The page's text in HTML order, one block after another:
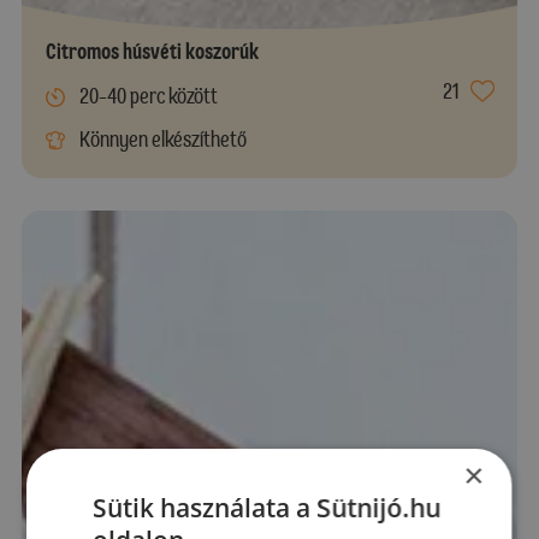
Citromos húsvéti koszorúk
20-40 perc között
21
Könnyen elkészíthető
×
Sütik használata a Sütnijó.hu